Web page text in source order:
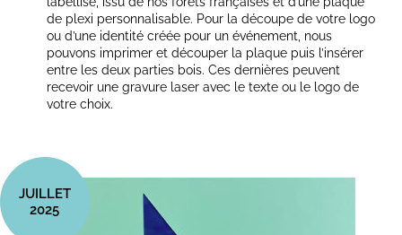
de plexi personnalisable. Pour la découpe de votre logo
ou d’une identité créée pour un événement, nous
pouvons imprimer et découper la plaque puis l’insérer
entre les deux parties bois. Ces dernières peuvent
recevoir une gravure laser avec le texte ou le logo de
votre choix.
JUILLET
2025